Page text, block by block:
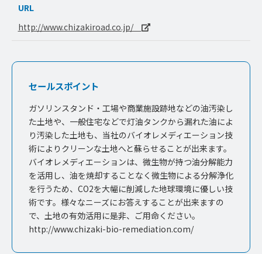
URL
http://www.chizakiroad.co.jp/
セールスポイント
ガソリンスタンド・工場や商業施設跡地などの油汚染し
た土地や、一般住宅などで灯油タンクから漏れた油によ
り汚染した土地も、当社のバイオレメディエーション技
術によりクリーンな土地へと蘇らせることが出来ます。
バイオレメディエーションは、微生物が持つ油分解能力
を活用し、油を焼却することなく微生物による分解浄化
を行うため、CO2を大幅に削減した地球環境に優しい技
術です。様々なニーズにお答えすることが出来ますの
で、土地の有効活用に是非、ご用命ください。
http://www.chizaki-bio-remediation.com/